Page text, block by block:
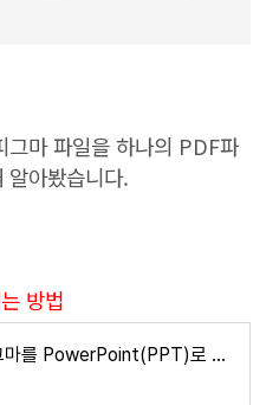
그마 파일을 하나의 PDF파
알아봤습니다.
방법
[Figma]피그마를 PowerPoint(PPT)로 내보내는 4가지 방법